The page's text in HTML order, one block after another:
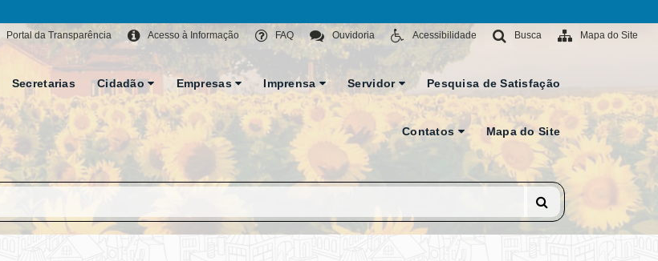
Mapa do Site
Busca
Acessibilidade
Ouvidoria
FAQ
Acesso à Informação
Portal da Transparência
Secretarias Cidadão Empresas Imprensa Servidor Pesquisa de Satisfação
Contatos Mapa do Site